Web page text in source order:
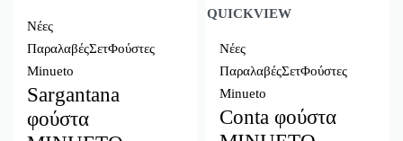
Νέες
ΠαραλαβέςΣετΦούστες
Minueto
Sargantana
φούστα
QUICKVIEW
Νέες
ΠαραλαβέςΣετΦούστες
Minueto
Conta φούστα